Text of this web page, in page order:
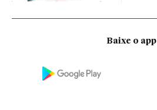
Baixe o app